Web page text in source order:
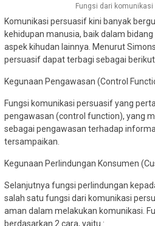
Fungsi dari
Komunikasi persuasif kini banyak
kehidupan manusia, baik dalam
aspek kihudan lainnya. Menurut
persuasif dapat terbagi sebagai berikut
Kegunaan Pengawasan (Control
Fungsi komunikasi persuasif yang
pengawasan (control function), yang
sebagai pengawasan terhadap
tersampaikan.
Kegunaan Perlindungan Konsumen
Selanjutnya fungsi perlindungan
salah satu fungsi dari komunikasi
aman dalam melakukan komunikasi.
berdasarkan 2 cara, yaitu :